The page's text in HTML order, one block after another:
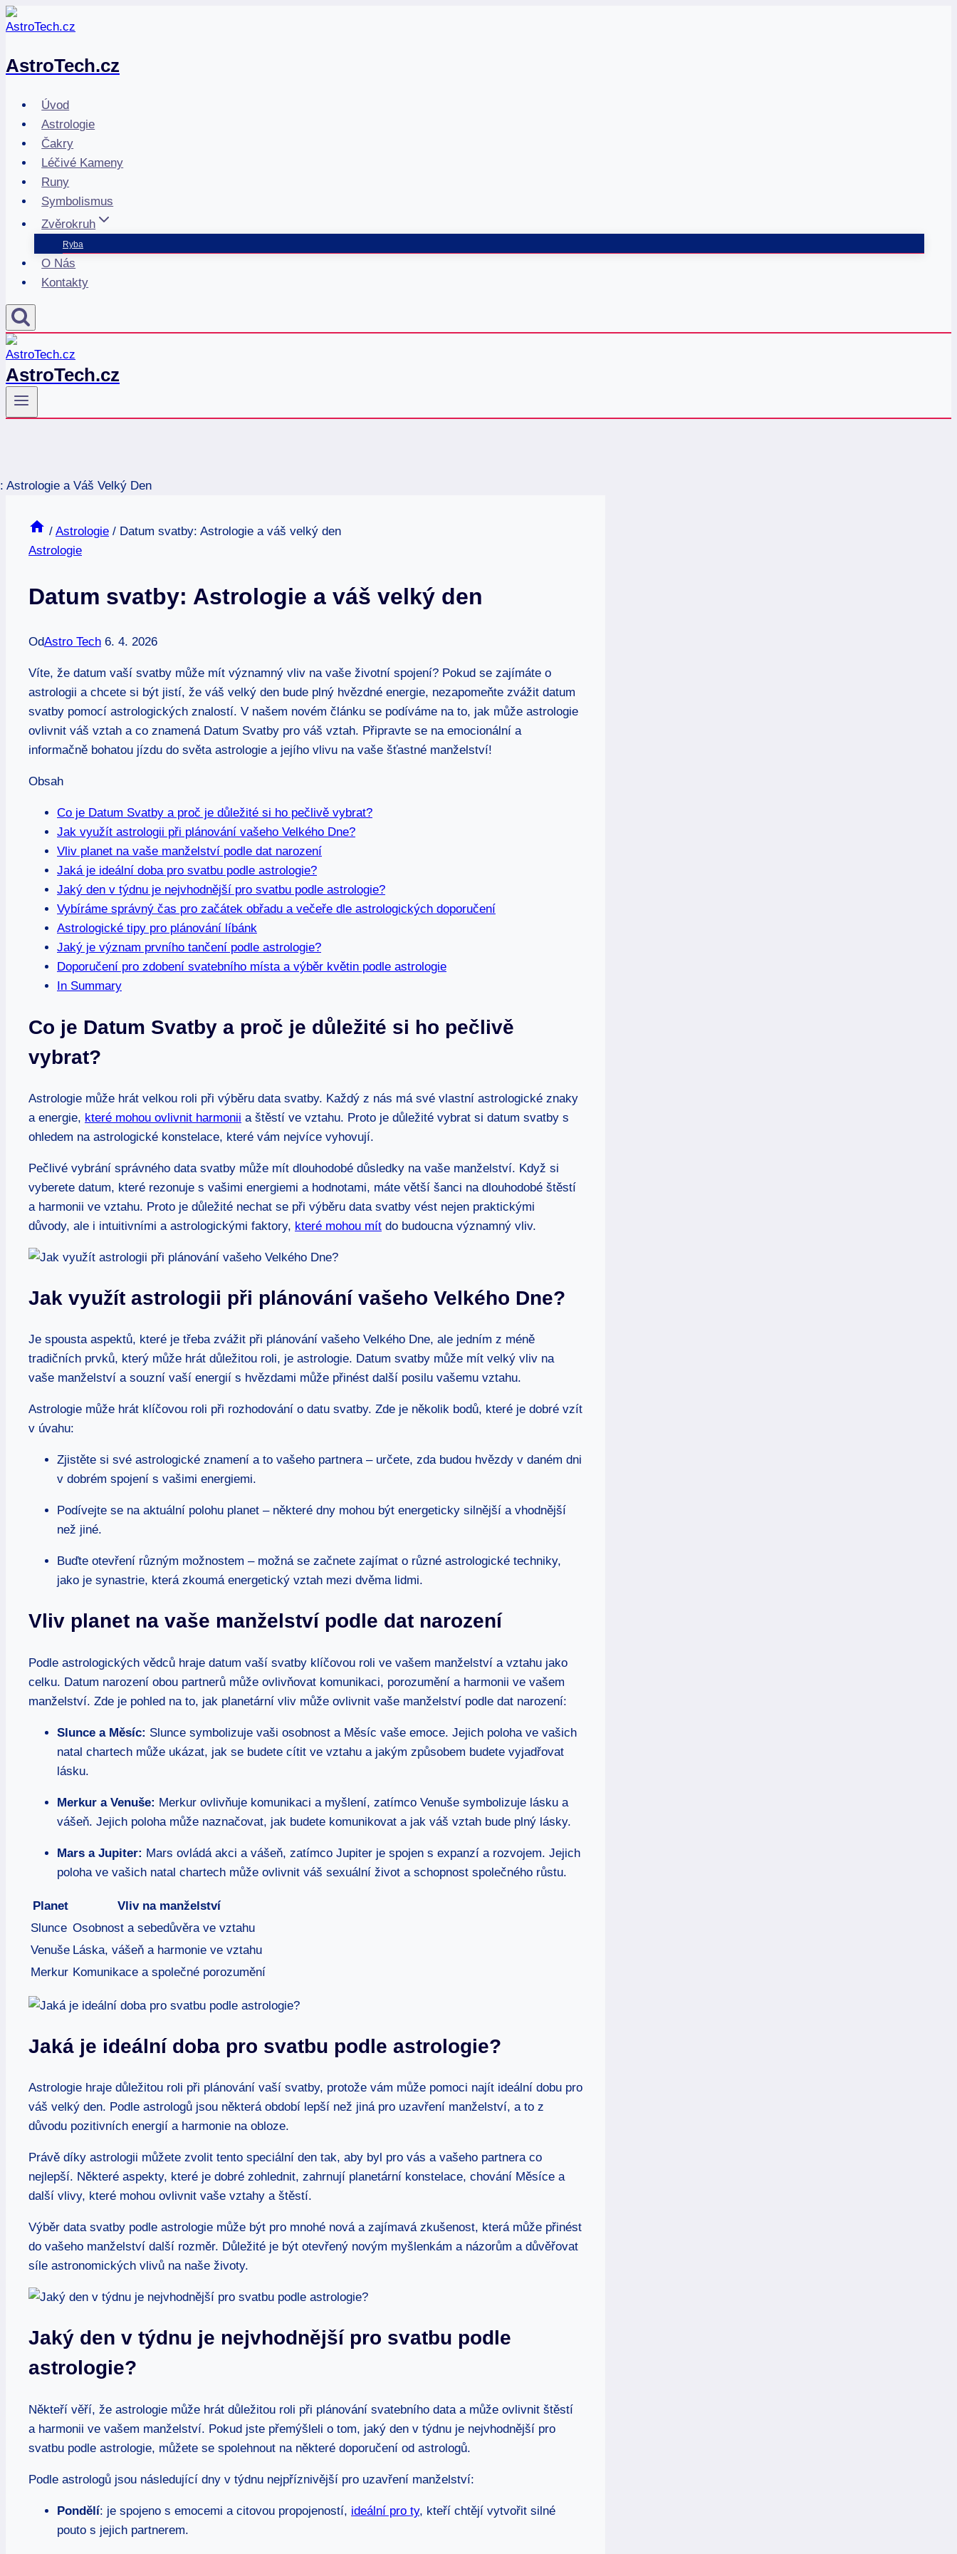
Přeskočit
na
AstroTech.cz
Úvod
Astrologie
Čakry
Léčivé Kameny
Runy
Symbolismus
Zvěrokruh
Ryba
O Nás
Kontakty
AstroTech.cz
/ Astrologie / Datum svatby: Astrologie a váš velký den
Astrologie
Datum svatby: Astrologie a váš velký den
OdAstro Tech 6. 4. 2026
Víte,⁣ že ⁣datum vaší svatby může mít významný vliv na vaše ⁢životní spojení? Pokud se zajímáte o
⁣astrologii‍ a chcete si být jistí, že váš velký‍ den bude plný hvězdné energie,⁤ nezapomeňte zvážit datum
svatby pomocí‍ astrologických⁢ znalostí.⁢ V našem novém ⁤článku se podíváme ‌na to, jak může astrologie
ovlivnit váš vztah ⁤a‌ co znamená Datum ⁤Svatby pro váš vztah. Připravte se⁢ na emocionální a⁤
informačně bohatou jízdu do světa astrologie a jejího vlivu na ⁤vaše šťastné manželství!
Obsah
Co je ‍Datum Svatby a proč je důležité si ho ‍pečlivě vybrat?
Jak využít astrologii⁤ při plánování vašeho Velkého Dne?
Vliv planet ‌na vaše manželství ⁢podle⁣ dat‍ narození
Jaká je ideální doba‍ pro​ svatbu ‍podle astrologie?
Jaký⁤ den v ⁣týdnu je nejvhodnější​ pro svatbu podle⁢ astrologie?
Vybíráme správný čas‌ pro začátek obřadu⁢ a večeře‌ dle astrologických doporučení
Astrologické⁣ tipy pro plánování líbánk
Jaký je⁣ význam⁣ prvního tančení⁣ podle astrologie?
Doporučení pro zdobení svatebního místa a výběr květin ‍podle astrologie
In Summary
Co je ‍Datum Svatby a proč je důležité si ho ‍pečlivě
vybrat?
Astrologie ⁣může hrát velkou roli při výběru data svatby. Každý‍ z nás má své ⁣vlastní ⁢astrologické znaky
a ⁢energie, které mohou ovlivnit harmonii ‍ a štěstí ve vztahu. Proto je důležité vybrat si datum svatby s
⁤ohledem⁤ na ​astrologické konstelace, které vám nejvíce⁤ vyhovují.
Pečlivé vybrání správného data svatby může mít dlouhodobé ⁣důsledky na⁣ vaše⁢ manželství.⁤ Když si
vyberete datum, ⁢které⁢ rezonuje s vašimi ‍energiemi ⁢a hodnotami, máte větší šanci na⁣ dlouhodobé‍ štěstí
‍a harmonii​ ve vztahu.⁤ Proto je důležité nechat se při výběru data svatby vést nejen praktickými
důvody, ale i intuitivními ‌a astrologickými faktory,‍ které mohou mít do budoucna významný vliv.
Jak využít astrologii⁤ při plánování vašeho Velkého Dne?
Je spousta‌ aspektů, které je třeba zvážit při plánování⁤ vašeho Velkého Dne,⁢ ale ‍jedním z méně
tradičních prvků,⁢ který může⁢ hrát důležitou ‍roli, ⁣je astrologie. Datum‌ svatby⁢ může mít velký vliv​ na
vaše ​manželství a souzní vaší energií s ⁤hvězdami může přinést ⁣další⁢ posilu vašemu vztahu.
Astrologie může hrát ⁣klíčovou roli při rozhodování o datu⁣ svatby. Zde⁤ je ​několik bodů, ⁢které je dobré vzít
v úvahu:
Zjistěte⁤ si své ⁢astrologické znamení a to vašeho partnera – určete, zda budou hvězdy v⁤ daném dni⁤
v dobrém spojení ‌s vašimi energiemi.
Podívejte se na‌ aktuální polohu ‍planet​ – některé​ dny ‌mohou být energeticky ⁤silnější a ‍vhodnější
než jiné.
Buďte⁣ otevření ‌různým možnostem⁣ – možná se začnete zajímat o různé astrologické techniky,⁤
jako je synastrie, která ‍zkoumá energetický vztah⁣ mezi dvěma lidmi.
Vliv planet ‌na vaše manželství ⁢podle⁣ dat‍ narození
Podle ⁤astrologických ​vědců hraje datum vaší svatby klíčovou roli⁤ ve vašem manželství ‌a vztahu jako
celku. Datum narození obou⁣ partnerů může ovlivňovat komunikaci,⁣ porozumění a⁢ harmonii ve vašem‍
manželství. Zde je pohled na to, jak planetární vliv může ovlivnit vaše manželství podle dat narození:
Slunce a Měsíc: Slunce symbolizuje vaši osobnost a Měsíc‍ vaše emoce. Jejich⁢ poloha ⁢ve⁢ vašich‍
natal chartech může ukázat, jak ‍se budete ⁢cítit ve vztahu a jakým⁢ způsobem budete ⁢vyjadřovat
lásku.
Merkur a Venuše: Merkur ovlivňuje komunikaci a ​myšlení, zatímco Venuše ⁣symbolizuje lásku a
vášeň. Jejich poloha může naznačovat, jak budete komunikovat a ⁣jak váš vztah ⁢bude plný lásky.
Mars a Jupiter: Mars⁢ ovládá akci‍ a vášeň, zatímco ‌Jupiter je‌ spojen s expanzí a ⁢rozvojem. Jejich
poloha ve vašich⁢ natal chartech může ovlivnit váš‌ sexuální život a⁤ schopnost společného růstu.
Planet
Vliv na manželství
Slunce Osobnost a sebedůvěra ve vztahu
Venuše Láska,⁤ vášeň ‌a ⁢harmonie ve ⁤vztahu
Merkur Komunikace a společné‌ porozumění
Jaká je ideální doba‍ pro​ svatbu ‍podle astrologie?
Astrologie ‍hraje důležitou ​roli ‌při plánování vaší ⁢svatby, protože vám⁤ může ⁣pomoci najít ideální ‍dobu ⁣pro
‌váš velký den.‍ Podle astrologů jsou některá období lepší než jiná ​pro ⁤uzavření manželství, a to z
důvodu pozitivních energií a harmonie na ⁢obloze.
Právě díky astrologii můžete zvolit tento speciální den tak, aby byl pro vás a vašeho partnera ⁢co
nejlepší. Některé ⁣aspekty, které je dobré zohlednit, zahrnují planetární⁢ konstelace, chování Měsíce a‍
další ⁣vlivy, které ⁤mohou ovlivnit vaše vztahy ‍a štěstí.
Výběr data svatby podle astrologie⁤ může být pro ⁣mnohé‍ nová ​a zajímavá zkušenost, která může ⁤přinést
do vašeho⁢ manželství další rozměr. Důležité ⁢je být otevřený novým myšlenkám a⁤ názorům a důvěřovat​
síle astronomických vlivů na naše životy.
Jaký⁤ den v ⁣týdnu je nejvhodnější​ pro svatbu podle⁢
astrologie?
Někteří věří, že⁤ astrologie ‌může hrát důležitou ⁢roli ⁤při plánování svatebního data a​ může ovlivnit štěstí
a harmonii ve ​vašem manželství. ​Pokud ​jste přemýšleli o tom, jaký den v týdnu je nejvhodnější ​pro
svatbu ​podle astrologie,⁣ můžete ​se​ spolehnout na​ některé ​doporučení ​od ​astrologů.
Podle ⁣astrologů‍ jsou následující dny v týdnu nejpříznivější ‌pro uzavření ​manželství:
Pondělí: ​je spojeno⁣ s emocemi a citovou propojeností, ‍ ideální pro ty, kteří‍ chtějí vytvořit⁤ silné
pouto s jejich partnerem.